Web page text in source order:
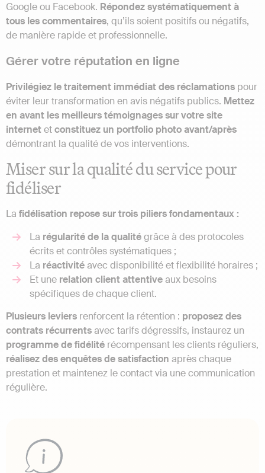
Google ou Facebook. Répondez systématiquement à
tous les commentaires, qu’ils soient positifs ou négatifs,
de manière rapide et professionnelle.
Gérer votre réputation en ligne
Privilégiez le traitement immédiat des réclamations pour
éviter leur transformation en avis négatifs publics. Mettez
en avant les meilleurs témoignages sur votre site
internetetconstituez un portfolio photo avant/après
démontrant la qualité de vos interventions.
Miser sur la qualité du service pour
fidéliser
La fidélisation repose sur trois piliers fondamentaux :
La régularité de la qualitégrâce à des protocoles
écrits et contrôles systématiques ;
La réactivitéavec disponibilité et flexibilité horaires ;
Et une relation client attentiveaux besoins
spécifiques de chaque client.
Plusieurs leviers renforcent la rétention : proposez des
contrats récurrentsavec tarifs dégressifs, instaurez un
programme de fidélité récompensant les clients réguliers,
réalisez des enquêtes de satisfaction après chaque
prestation et maintenez le contact via une communication
régulière.